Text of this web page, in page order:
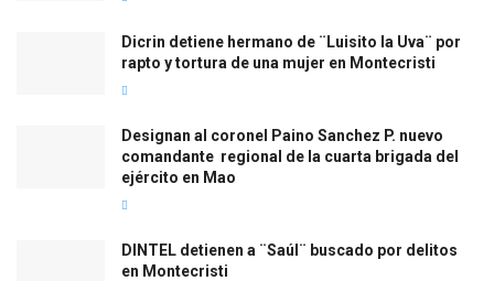
Dicrin detiene hermano de ¨Luisito la Uva¨ por
rapto y tortura de una mujer en Montecristi
Designan al coronel Paino Sanchez P. nuevo
comandante regional de la cuarta brigada del
ejército en Mao
DINTEL detienen a ¨Saúl¨ buscado por delitos
en Montecristi